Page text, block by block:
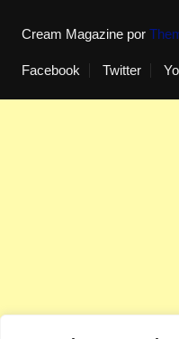
Cream Magazine por
Facebook Twitter